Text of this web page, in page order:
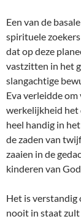
Een van de
spirituele
dat op deze
vastzitten in het
slangachtige
Eva verleidde
werkelijkheid het
heel handig in
de zaden van
zaaien in de
kinderen van
Het is verstandig
nooit in staat zult